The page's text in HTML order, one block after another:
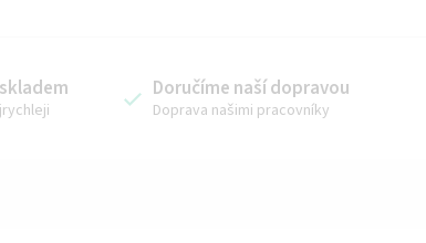
Doručíme naší dopravou
Doprava našimi pracovníky